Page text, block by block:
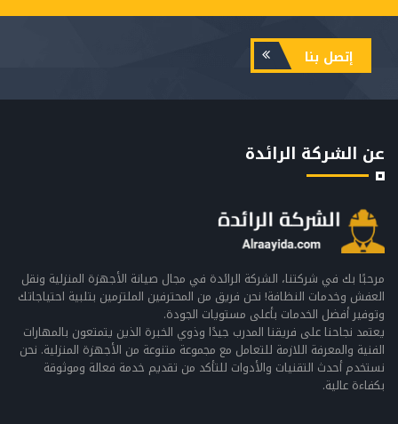
إتصل بنا
عن الشركة الرائدة
مرحبًا بك في شركتنا، الشركة الرائدة في مجال صيانة الأجهزة المنزلية ونقل
العفش وخدمات النظافة! نحن فريق من المحترفين الملتزمين بتلبية احتياجاتك
وتوفير أفضل الخدمات بأعلى مستويات الجودة.
يعتمد نجاحنا على فريقنا المدرب جيدًا وذوي الخبرة الذين يتمتعون بالمهارات
الفنية والمعرفة اللازمة للتعامل مع مجموعة متنوعة من الأجهزة المنزلية. نحن
نستخدم أحدث التقنيات والأدوات للتأكد من تقديم خدمة فعالة وموثوقة
بكفاءة عالية.